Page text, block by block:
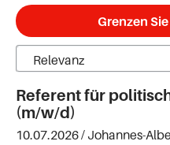
Grenzen
Referent für
(m/w/d)
10.07.2026 / Johannes-